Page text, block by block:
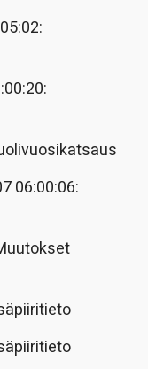
06:00:06: